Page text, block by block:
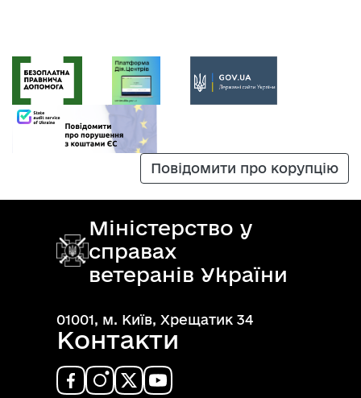
Повідомити про корупцію
Міністерство у
справах
ветеранів України
01001, м. Київ, Хрещатик 34
Контакти